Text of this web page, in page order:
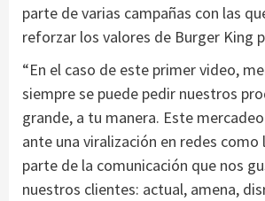
parte de varias campañas con las
reforzar los valores de Burger King
“En el caso de este primer video,
siempre se puede pedir nuestros
grande, a tu manera. Este
ante una viralización en redes como
parte de la comunicación que nos
nuestros clientes: actual, amena,